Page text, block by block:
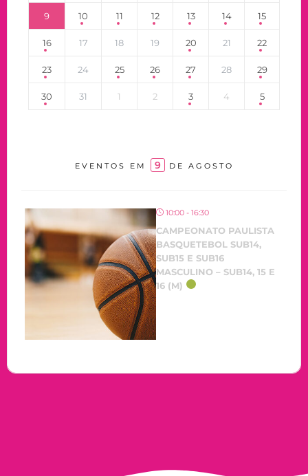
9 10 11 12 13 14 15
16 17 18 19 20 21 22
23 24 25 26 27 28 29
30 31 1 2 3 4 5
EVENTOS EM 9 DE AGOSTO
10:00 - 16:30
CAMPEONATO PAULISTA
BASQUETEBOL SUB14,
SUB15 E SUB16
MASCULINO – SUB14, 15 E
16 (M)